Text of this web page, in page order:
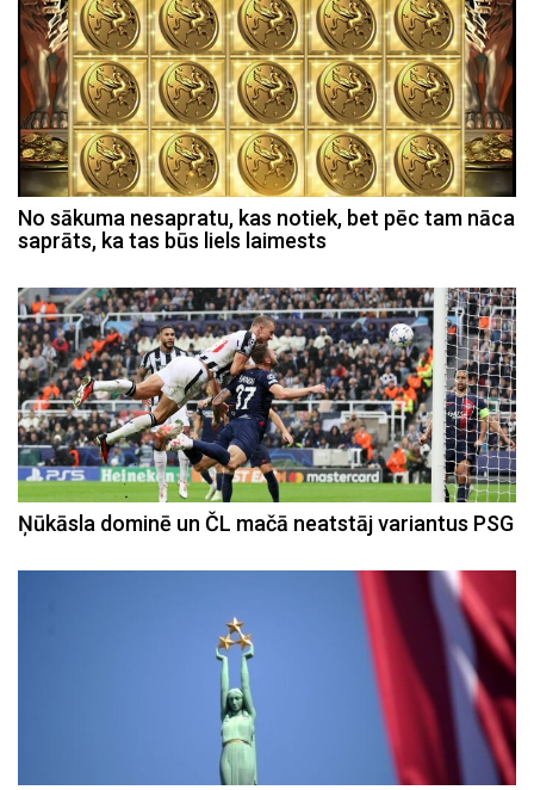
No sākuma nesapratu, kas notiek, bet pēc tam nāca
saprāts, ka tas būs liels laimests
Ņūkāsla dominē un ČL mačā neatstāj variantus PSG